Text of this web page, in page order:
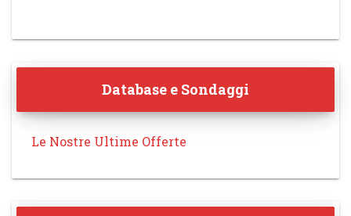
Database e Sondaggi
Le Nostre Ultime Offerte